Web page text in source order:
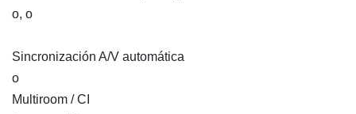
o, o
Sincronización A/V automática
o
Multiroom / CI